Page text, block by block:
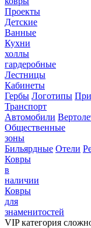
Проекты
Детские
Ванные
Кухни
холлы
гардеробные
Лестницы
Кабинеты
Гербы Логотипы
Транспорт
Автомобили
Общественные
зоны
Бильярдные Отели
Ковры
в
наличии
Ковры
для
знаменитостей
VIP категория